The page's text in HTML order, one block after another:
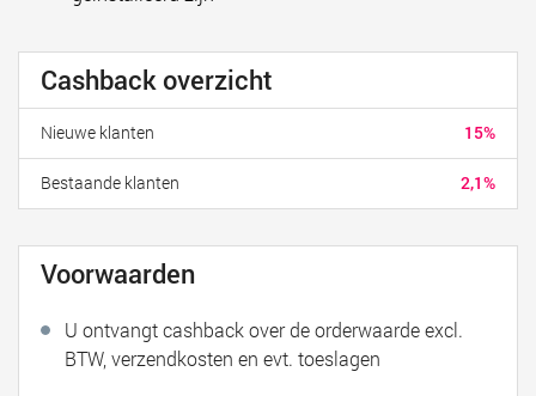
Cashback overzicht
15%
Nieuwe klanten
2,1%
Bestaande klanten
Voorwaarden
U ontvangt cashback over de orderwaarde excl.
BTW, verzendkosten en evt. toeslagen